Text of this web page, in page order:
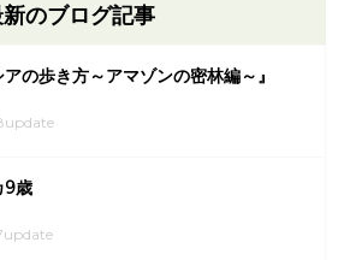
のブログ記事
アの歩き方～アマゾンの密林編～』
9歳